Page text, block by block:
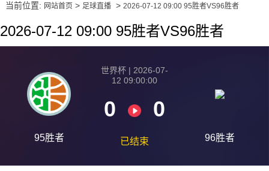
当前位置: 网站首页> 足球直播> 2026-07-12 09:00 95胜者VS96胜者
2026-07-12 09:00 95胜者VS96胜者
95胜者
世界杯 | 2026-07-
12 09:00:00
0 0
已结束 96胜者
2026-08-15 【世界杯】 95胜者VS96胜者